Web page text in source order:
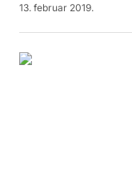
13. februar 2019.